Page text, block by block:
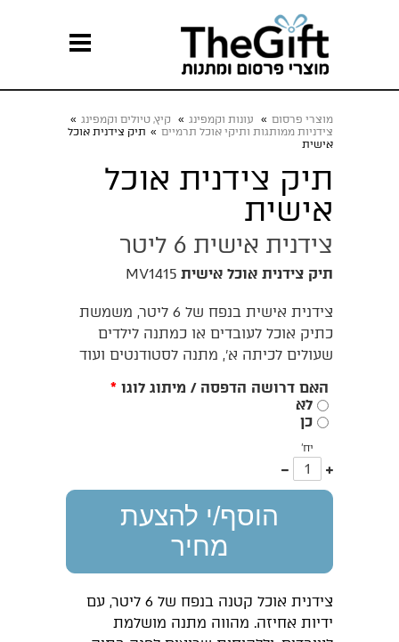
מוצרי פרסום » עונות וקמפינג » קיץ, טיולים וקמפינג »
צידניות ממותגות ותיקי אוכל תרמיים » תיק צידנית אוכל
אישית
תיק צידנית אוכל
אישית
צידנית אישית 6 ליטר
תיק צידנית אוכל אישית MV1415
צידנית אישית בנפח של 6 ליטר, משמשת
כתיק אוכל לעובדים או כמתנה לילדים
שעולים לכיתה א', מתנה לסטודנטים ועוד
האם דרושה הדפסה / מיתוג לוגו *
לא
כן
יח'
עוד
אחד
הוסף/י להצעת
מחיר
צידנית אוכל קטנה בנפח של 6 ליטר, עם
ידיות אחיזה. מהווה מתנה מושלמת